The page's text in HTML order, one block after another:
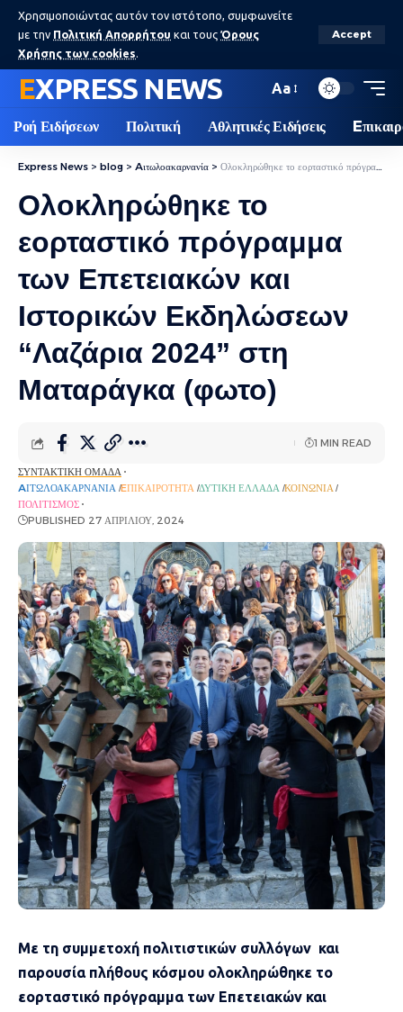
Χρησιμοποιώντας αυτόν τον ιστότοπο, συμφωνείτε
με την Πολιτική Απορρήτου και τους Όρους
Χρήσης των cookies.
Accept
EXPRESS NEWS Aa
Ροή Ειδήσεων Πολιτική Αθλητικές Ειδήσεις
Express News > blog > Aιτωλοακαρνανία > Ολοκληρώθηκε το εορταστικό πρόγραμμα των Επετειακών και Ιστορικών Εκδηλώσεων “Λαζάρια 2024” στη Ματαράγκα (φωτο)
Ολοκληρώθηκε το
εορταστικό πρόγραμμα
των Επετειακών και
Ιστορικών Εκδηλώσεων
“Λαζάρια 2024” στη
Ματαράγκα (φωτο)
ΣΥΝΤΑΚΤΙΚΉ ΟΜΆΔΑ
AΙΤΩΛΟΑΚΑΡΝΑΝΊΑ EΠΙΚΑΙΡΌΤΗΤΑ ΔΥΤΙΚΉ ΕΛΛΆΔΑ ΚΟΙΝΩΝΊΑ
ΠΟΛΙΤΙΣΜΌΣ
PUBLISHED 27 ΑΠΡΙΛΊΟΥ, 2024
1 MIN READ
Με τη συμμετοχή πολιτιστικών συλλόγων και
παρουσία πλήθους κόσμου ολοκληρώθηκε το
εορταστικό πρόγραμμα των Επετειακών και